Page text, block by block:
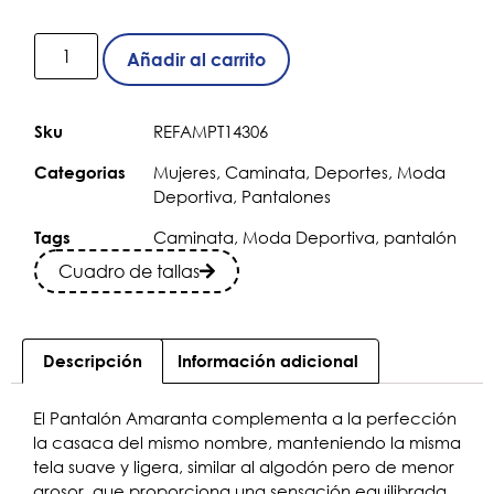
Añadir al carrito
Sku REFAMPT14306
Categorias Mujeres,Caminata, Deportes, Moda
Deportiva, Pantalones
Tags Caminata, Moda Deportiva, pantalón
Cuadro de tallas
Descripción Información adicional
El Pantalón Amaranta complementa a la perfección
la casaca del mismo nombre, manteniendo la misma
tela suave y ligera, similar al algodón pero de menor